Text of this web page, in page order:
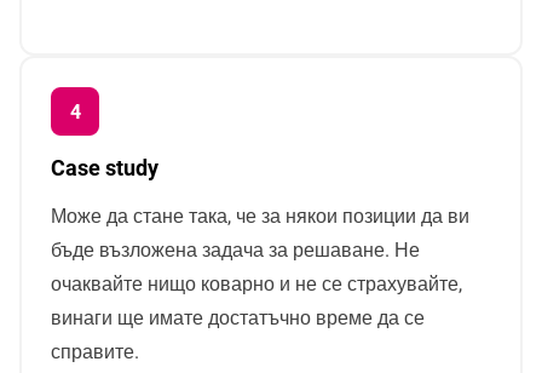
Case study
Може да стане така, че за някои позиции да ви
бъде възложена задача за решаване. Не
очаквайте нищо коварно и не се страхувайте,
винаги ще имате достатъчно време да се
справите.